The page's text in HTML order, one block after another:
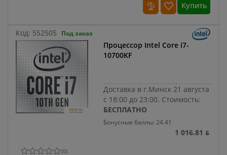
Купить
Код: 552505 Под заказ
Процессор Intel Core i7-
10700KF
Доставка в г.Минск 21 августа
с 18:00 до 23:00. Стоимость:
БЕСПЛАТНО
Бонусные баллы: 24.41
1 016.81 ƃ
(0)